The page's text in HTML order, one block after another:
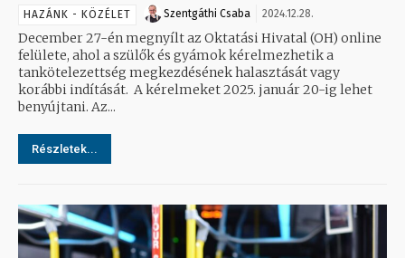
HAZÁNK - KÖZÉLET Szentgáthi Csaba 2024.12.28.
December 27-én megnyílt az Oktatási Hivatal (OH) online
felülete, ahol a szülők és gyámok kérelmezhetik a
tankötelezettség megkezdésének halasztását vagy
korábbi indítását. A kérelmeket 2025. január 20-ig lehet
benyújtani. Az...
Részletek...